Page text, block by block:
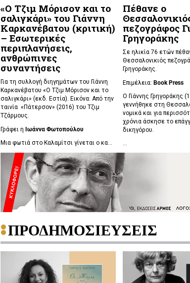
«Ο Τζιμ Μόρισον και το
σαλιγκάρι» του Γιάννη
Καρκανέβατου (κριτική)
– Εσωτερικές
περιπλανήσεις,
ανθρώπινες
συναντήσεις
Για τη συλλογή διηγημάτων του Γιάννη
Καρκανέβατου «Ο Τζιμ Μόρισον και το
σαλιγκάρι» (εκδ. Εστία). Εικόνα: Από την
ταινία «Πάτερσον» (2016) του Τζιμ
Τζάρμους.
Γράφει η Ιωάννα Φωτοπούλου
Μια φωτιά στο Καλαμίτσι γίνεται ο κα...
Πέθανε ο
πεζογράφος
Γρηγοράκης
Σε ηλικία 76 ετών
Θεσσαλονικιός
Γρηγοράκης.
Επιμέλεια:Book Press
Ο Γιάννης Γρηγοράκης
γεννήθηκε στη
νομικά και για
χρόνια άσκησε το
δικηγόρου.
...
ΠΡΟΔΗΜΟΣΙΕΥΣΕΙΣ